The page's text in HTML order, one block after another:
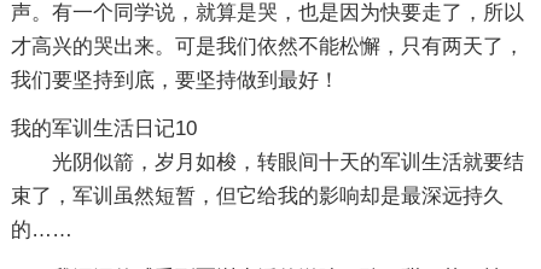
声。有一个同学说，就算是哭，也是因为快要走了，所以
才高兴的哭出来。可是我们依然不能松懈，只有两天了，
我们要坚持到底，要坚持做到最好！
我的军训生活日记10
光阴似箭，岁月如梭，转眼间十天的军训生活就要结
束了，军训虽然短暂，但它给我的影响却是最深远持久
的……